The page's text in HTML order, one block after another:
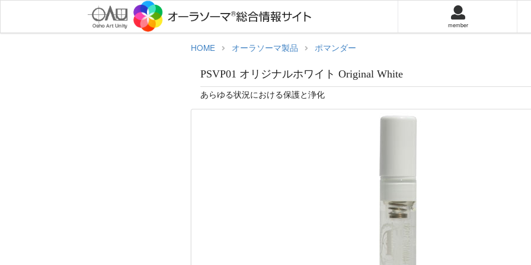
member
HOME オーラソーマ製品 ポマンダー
PSVP01 オリジナルホワイト Original White
あらゆる状況における保護と浄化